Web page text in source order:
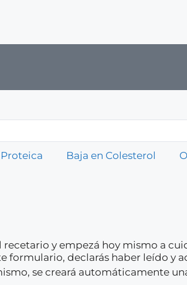
Proteica Baja en Colesterol
recetario y empezá hoy mismo a
formulario, declarás haber leído y
se creará automáticamente